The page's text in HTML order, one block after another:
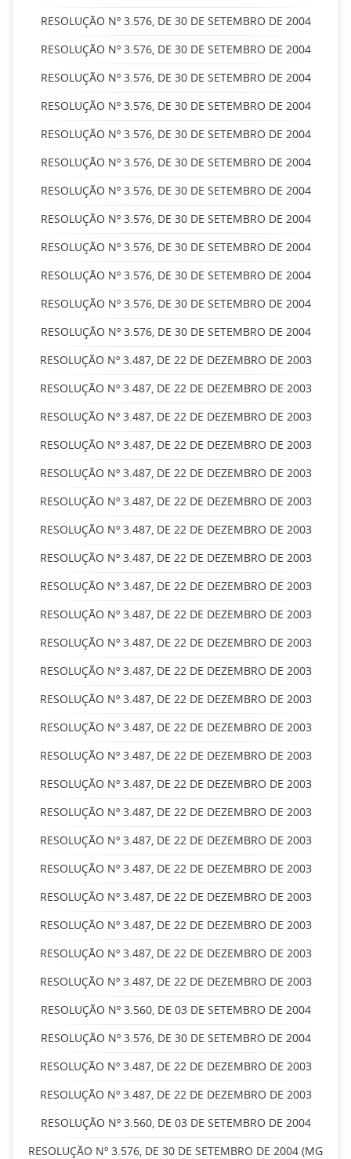
RESOLUÇÃO Nº 3.576, DE 30 DE SETEMBRO DE 2004
RESOLUÇÃO Nº 3.576, DE 30 DE SETEMBRO DE 2004
RESOLUÇÃO Nº 3.576, DE 30 DE SETEMBRO DE 2004
RESOLUÇÃO Nº 3.576, DE 30 DE SETEMBRO DE 2004
RESOLUÇÃO Nº 3.576, DE 30 DE SETEMBRO DE 2004
RESOLUÇÃO Nº 3.576, DE 30 DE SETEMBRO DE 2004
RESOLUÇÃO Nº 3.576, DE 30 DE SETEMBRO DE 2004
RESOLUÇÃO Nº 3.576, DE 30 DE SETEMBRO DE 2004
RESOLUÇÃO Nº 3.576, DE 30 DE SETEMBRO DE 2004
RESOLUÇÃO Nº 3.576, DE 30 DE SETEMBRO DE 2004
RESOLUÇÃO Nº 3.576, DE 30 DE SETEMBRO DE 2004
RESOLUÇÃO Nº 3.576, DE 30 DE SETEMBRO DE 2004
RESOLUÇÃO Nº 3.487, DE 22 DE DEZEMBRO DE 2003
RESOLUÇÃO Nº 3.487, DE 22 DE DEZEMBRO DE 2003
RESOLUÇÃO Nº 3.487, DE 22 DE DEZEMBRO DE 2003
RESOLUÇÃO Nº 3.487, DE 22 DE DEZEMBRO DE 2003
RESOLUÇÃO Nº 3.487, DE 22 DE DEZEMBRO DE 2003
RESOLUÇÃO Nº 3.487, DE 22 DE DEZEMBRO DE 2003
RESOLUÇÃO Nº 3.487, DE 22 DE DEZEMBRO DE 2003
RESOLUÇÃO Nº 3.487, DE 22 DE DEZEMBRO DE 2003
RESOLUÇÃO Nº 3.487, DE 22 DE DEZEMBRO DE 2003
RESOLUÇÃO Nº 3.487, DE 22 DE DEZEMBRO DE 2003
RESOLUÇÃO Nº 3.487, DE 22 DE DEZEMBRO DE 2003
RESOLUÇÃO Nº 3.487, DE 22 DE DEZEMBRO DE 2003
RESOLUÇÃO Nº 3.487, DE 22 DE DEZEMBRO DE 2003
RESOLUÇÃO Nº 3.487, DE 22 DE DEZEMBRO DE 2003
RESOLUÇÃO Nº 3.487, DE 22 DE DEZEMBRO DE 2003
RESOLUÇÃO Nº 3.487, DE 22 DE DEZEMBRO DE 2003
RESOLUÇÃO Nº 3.487, DE 22 DE DEZEMBRO DE 2003
RESOLUÇÃO Nº 3.487, DE 22 DE DEZEMBRO DE 2003
RESOLUÇÃO Nº 3.487, DE 22 DE DEZEMBRO DE 2003
RESOLUÇÃO Nº 3.487, DE 22 DE DEZEMBRO DE 2003
RESOLUÇÃO Nº 3.487, DE 22 DE DEZEMBRO DE 2003
RESOLUÇÃO Nº 3.487, DE 22 DE DEZEMBRO DE 2003
RESOLUÇÃO Nº 3.487, DE 22 DE DEZEMBRO DE 2003
RESOLUÇÃO Nº 3.560, DE 03 DE SETEMBRO DE 2004
RESOLUÇÃO Nº 3.576, DE 30 DE SETEMBRO DE 2004
RESOLUÇÃO Nº 3.487, DE 22 DE DEZEMBRO DE 2003
RESOLUÇÃO Nº 3.487, DE 22 DE DEZEMBRO DE 2003
RESOLUÇÃO Nº 3.560, DE 03 DE SETEMBRO DE 2004
RESOLUÇÃO Nº 3.576, DE 30 DE SETEMBRO DE 2004 (MG